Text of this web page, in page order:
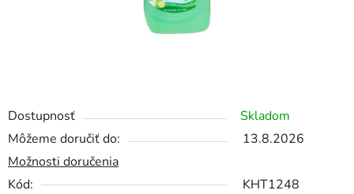
Dostupnosť
Skladom
Môžeme doručiť do:
13.8.2026
Možnosti doručenia
Kód:
KHT1248